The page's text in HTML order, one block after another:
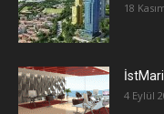
18
4 Eylül